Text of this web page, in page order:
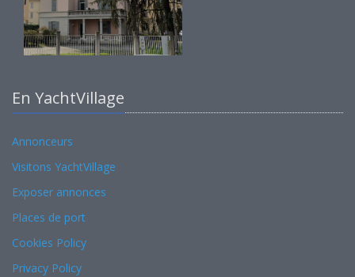
En YachtVillage
Annonceurs
Visitons YachtVillage
Exposer annonces
Places de port
Cookies Policy
Privacy Policy